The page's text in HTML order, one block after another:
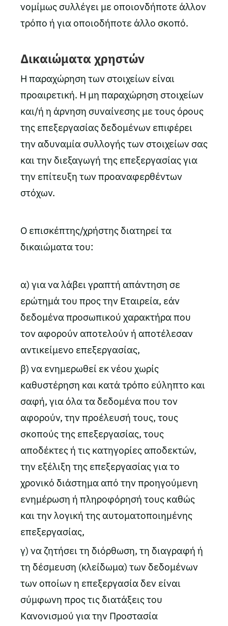
νομίμως συλλέγει με οποιονδήποτε άλλον
τρόπο ή για οποιοδήποτε άλλο σκοπό.
Δικαιώματα χρηστών
Η παραχώρηση των στοιχείων είναι
προαιρετική. Η μη παραχώρηση στοιχείων
και/ή η άρνηση συναίνεσης με τους όρους
της επεξεργασίας δεδομένων επιφέρει
την αδυναμία συλλογής των στοιχείων σας
και την διεξαγωγή της επεξεργασίας για
την επίτευξη των προαναφερθέντων
στόχων.
O επισκέπτης/χρήστης διατηρεί τα
δικαιώματα του:
α) για να λάβει γραπτή απάντηση σε
ερώτημά του προς την Εταιρεία, εάν
δεδομένα προσωπικού χαρακτήρα που
τον αφορούν αποτελούν ή αποτέλεσαν
αντικείμενο επεξεργασίας,
β) να ενημερωθεί εκ νέου χωρίς
καθυστέρηση και κατά τρόπο εύληπτο και
σαφή, για όλα τα δεδομένα που τον
αφορούν, την προέλευσή τους, τους
σκοπούς της επεξεργασίας, τους
αποδέκτες ή τις κατηγορίες αποδεκτών,
την εξέλιξη της επεξεργασίας για το
χρονικό διάστημα από την προηγούμενη
ενημέρωση ή πληροφόρησή τους καθώς
και την λογική της αυτοματοποιηµένης
επεξεργασίας,
γ) να ζητήσει τη διόρθωση, τη διαγραφή ή
τη δέσμευση (κλείδωμα) των δεδομένων
των οποίων η επεξεργασία δεν είναι
σύμφωνη προς τις διατάξεις του
Κανονισμού για την Προστασία